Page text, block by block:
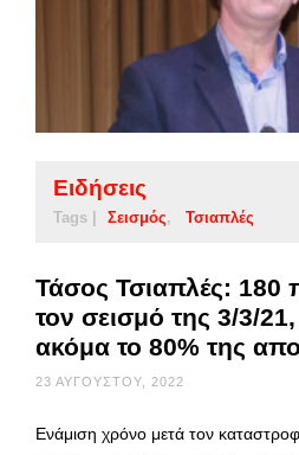
Ειδήσεις
Tags | Σεισμός Τσιαπλές
Τάσος Τσιαπλές: 180
τον σεισμό της 3/3/
ακόμα το 80% της
23 ΑΥΓΟΎΣΤΟΥ, 2022
Ενάμιση χρόνο μετά τον